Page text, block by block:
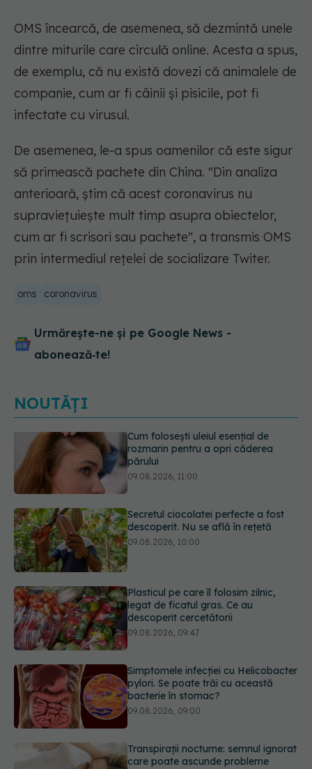
OMS încearcă, de asemenea, să dezmintă unele
dintre miturile care circulă online. Acesta a spus,
de exemplu, că nu există dovezi că animalele de
companie, cum ar fi câinii și pisicile, pot fi
infectate cu virusul.
De asemenea, le-a spus oamenilor că este sigur
să primească pachete din China. "Din analiza
anterioară, știm că acest coronavirus nu
supraviețuiește mult timp asupra obiectelor,
cum ar fi scrisori sau pachete", a transmis OMS
prin intermediul rețelei de socializare Twiter.
oms coronavirus
Urmărește-ne și pe Google News -
abonează‑te!
NOUTĂȚI
Secretul ciocolatei perfecte a fost
descoperit. Nu se află în rețetă
09.08.2026, 10:00
Plasticul pe care îl folosim zilnic,
legat de ficatul gras. Ce au
Simptomele infecției cu Helicobacter
pylori. Se poate trăi cu această
bacterie în stomac?
Transpirații nocturne: semnul ignorat
care poate ascunde probleme
serioase de sănătate
Cum folosești uleiul esențial de
URMĂREȘTE-NE ȘI PE: